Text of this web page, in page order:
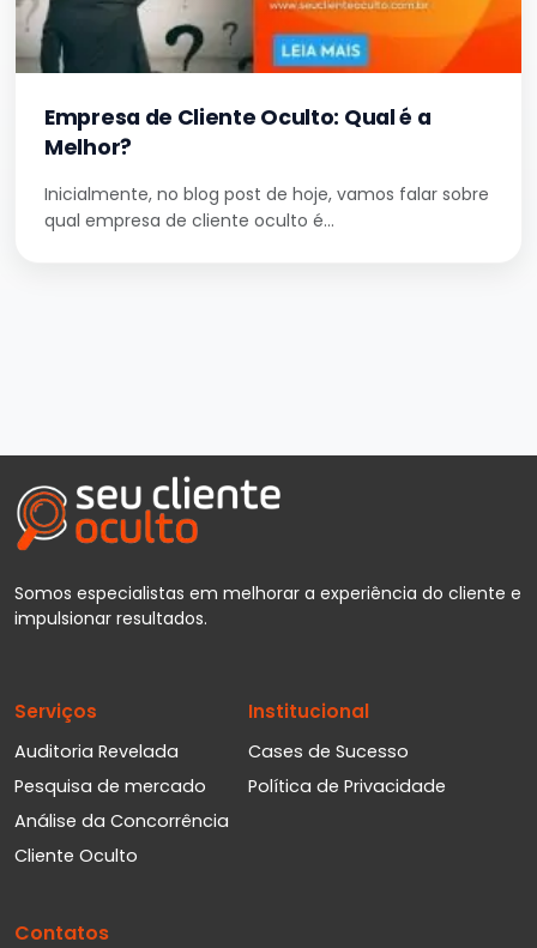
Empresa de Cliente Oculto: Qual é a
Melhor?
Inicialmente, no blog post de hoje, vamos falar sobre
qual empresa de cliente oculto é…
Somos especialistas em melhorar a experiência do cliente e
impulsionar resultados.
Serviços
Auditoria Revelada
Pesquisa de mercado
Análise da Concorrência
Cliente Oculto
Institucional
Cases de Sucesso
Política de Privacidade
Contatos